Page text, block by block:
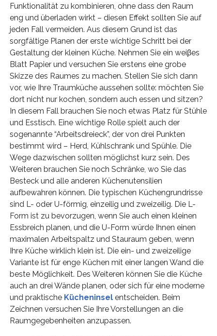
Funktionalität zu kombinieren, ohne dass den Raum
eng und überladen wirkt – diesen Effekt sollten Sie auf
jeden Fall vermeiden. Aus diesem Grund ist das
sorgfältige Planen der erste wichtige Schritt bei der
Gestaltung der kleinen Küche. Nehmen Sie ein weiβes
Blatt Papier und versuchen Sie erstens eine grobe
Skizze des Raumes zu machen. Stellen Sie sich dann
vor, wie Ihre Traumküche aussehen sollte: möchten Sie
dort nicht nur kochen, sondern auch essen und sitzen?
In diesem Fall brauchen Sie noch etwas Platz für Stühle
und Esstisch. Eine wichtige Rolle spielt auch der
sogenannte “Arbeitsdreieck”, der von drei Punkten
bestimmt wird – Herd, Kühlschrank und Spühle. Die
Wege dazwischen sollten möglichst kurz sein. Des
Weiteren brauchen Sie noch Schränke, wo Sie das
Besteck und alle anderen Küchenutensilien
aufbewahren können. Die typischen Küchengrundrisse
sind L- oder U-förmig, einzeilig und zweizeilig. Die L-
Form ist zu bevorzugen, wenn Sie auch einen kleinen
Essbreich planen, und die U-Form würde Ihnen einen
maximalen Arbeitspaltz und Stauraum geben, wenn
Ihre Küche wirklich klein ist. Die ein- und zweizeilige
Variante ist für enge Küchen mit einer langen Wand die
beste Möglichkeit. Des Weiteren können Sie die Küche
auch an drei Wände planen, oder sich für eine moderne
und praktische Kücheninselentscheiden. Beim
Zeichnen versuchen Sie Ihre Vorstellungen an die
Raumgegebenheiten anzupassen.